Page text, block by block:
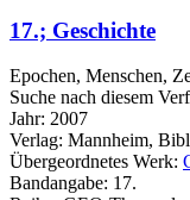
17.; Geschichte
Epochen, Menschen,
Suche nach diesem
Jahr: 2007
Verlag: Mannheim,
Übergeordnetes Werk:
Bandangabe: 17.